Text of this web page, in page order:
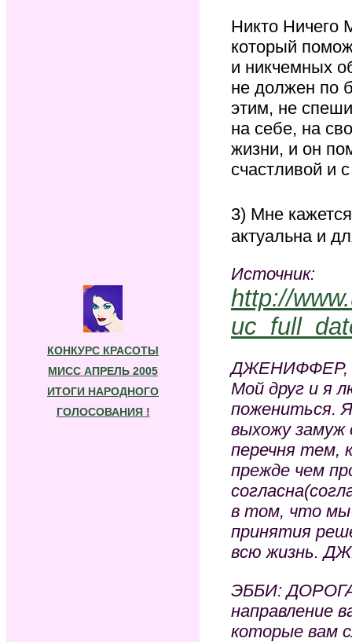
КОНКУРС КРАСОТЫ
МИСС АПРЕЛЬ 2005
ИТОГИ НАРОДНОГО
ГОЛОСОВАНИЯ !
Никто Ничего
который
и никчемных
не должен по
этим, не
на себе, на
жизни, и он
счастливой и
3) Мне
актуальна и
Источник:
http://
ДЖЕНИФФЕР,
Мой друг и я
пожениться.
выхожу замуж
перечня тем,
прежде чем
в том, что мы
принятия
всю жизнь.
ЭББИ:
направление
которые вам